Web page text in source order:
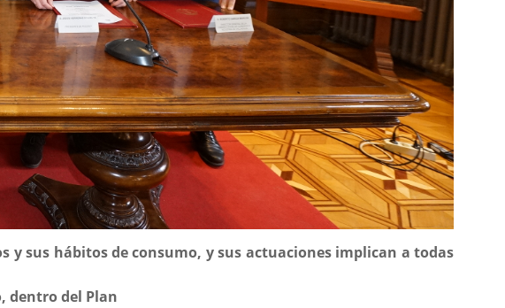
y sus hábitos de consumo, y sus actuaciones implican a todas
dentro del Plan